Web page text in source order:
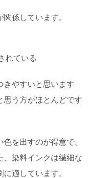
係しています。
れている
きやすいと思います
思う方がほとんどです
を出すのが得意で、
、染料インクは繊細な
適しています。